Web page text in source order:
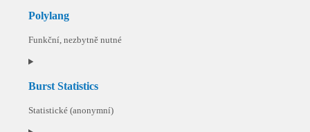
service
Polylang
Funkční, nezbytně nutné
Consent
service
Burst Statistics
Statistické (anonymní)